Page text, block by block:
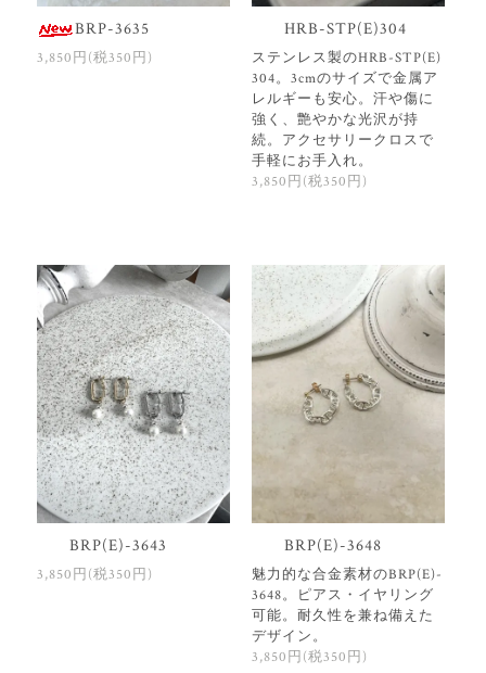
BRP-3635
3,850円(税350円)
HRB-STP(E)304
ステンレス製のHRB-STP(E)
304。3cmのサイズで金属ア
レルギーも安心。汗や傷に
強く、艶やかな光沢が持
続。アクセサリークロスで
手軽にお手入れ。
3,850円(税350円)
BRP(E)-3643
3,850円(税350円)
BRP(E)-3648
魅力的な合金素材のBRP(E)-
3648。ピアス・イヤリング
可能。耐久性を兼ね備えた
デザイン。
3,850円(税350円)